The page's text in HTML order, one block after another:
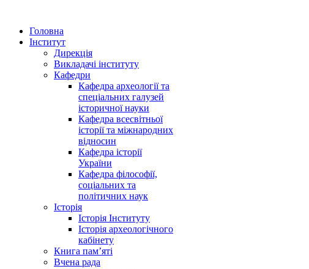
Головна
Інститут
Дирекція
Викладачі інституту
Кафедри
Кафедра археології та
спеціальних галузей
історичної науки
Кафедра всесвітньої
історії та міжнародних
відносин
Кафедра історії
України
Кафедра філософії,
соціальних та
політичних наук
Історія
Історія Інституту
Історія археологічного
кабінету
Книга памʼяті
Вчена рада